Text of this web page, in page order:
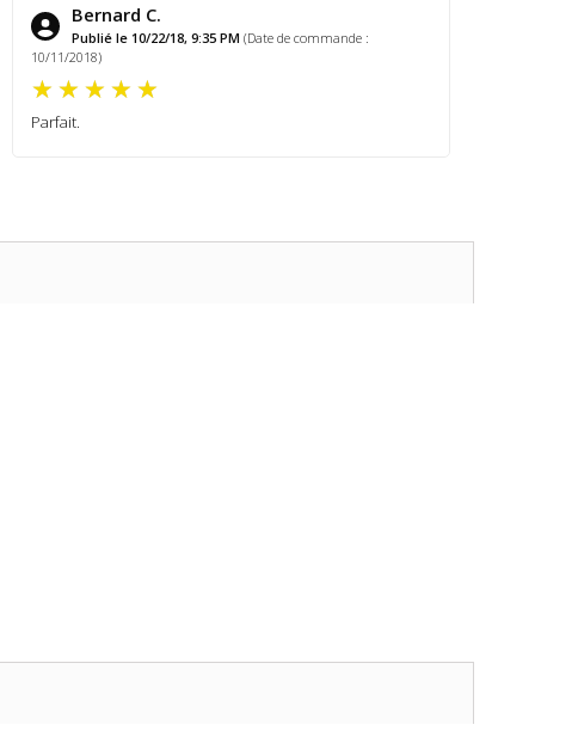
Bernard C.
Publié le 10/22/18, 9:35 PM (Date de commande :
10/11/2018)
Parfait.